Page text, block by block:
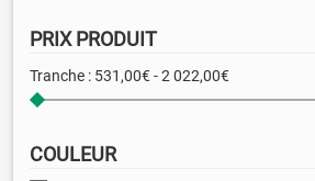
PRIX PRODUIT
Tranche : 531,00€ - 2 022,00€
COULEUR